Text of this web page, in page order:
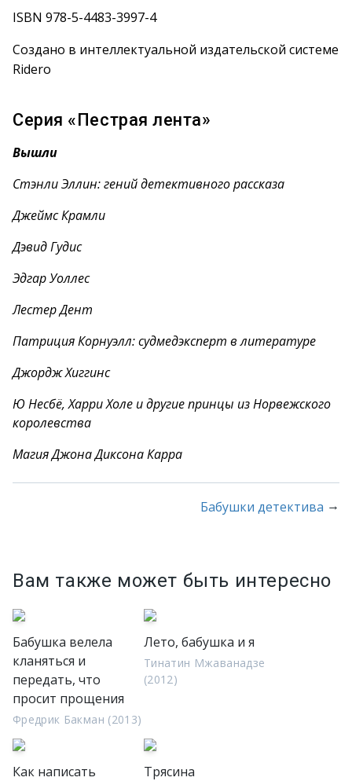
ISBN 978-5-4483-3997-4
Создано в интеллектуальной издательской системе
Ridero
Серия «Пестрая лента»
Вышли
Стэнли Эллин: гений детективного рассказа
Джеймс Крамли
Дэвид Гудис
Эдгар Уоллес
Лестер Дент
Патриция Корнуэлл: судмедэксперт в литературе
Джордж Хиггинс
Ю Несбё, Харри Холе и другие принцы из Норвежского
королевства
Магия Джона Диксона Карра
Бабушки детектива →
Вам также может быть интересно
Бабушка велела
кланяться и
передать, что
просит прощения
Фредрик Бакман (2013)
Лето, бабушка и я
Тинатин Мжаванадзе
(2012)
Как написать
Трясина